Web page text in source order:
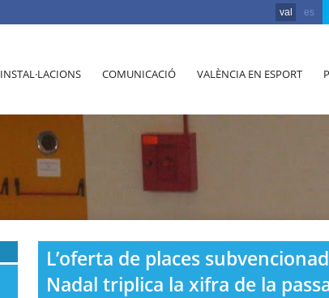
val es
INSTAL·LACIONS COMUNICACIÓ VALÈNCIA EN ESPORT
L’oferta de places
Nadal triplica la xifra de la